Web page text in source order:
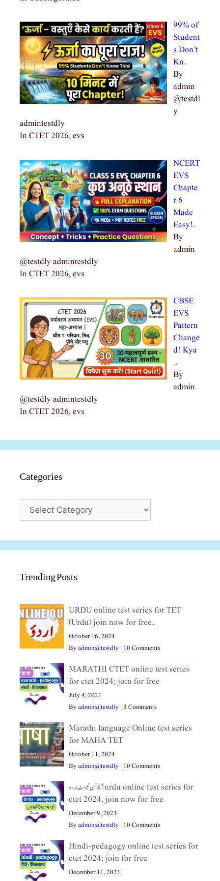
99% of
Student
s Don’t
Kn…
By
admin
@testdl
y
admintestdly
In CTET 2026, evs
NCERT
EVS
Chapte
r 6
Made
Easy!…
By
admin
@testdly admintestdly
In CTET 2026, evs
CBSE
EVS
Pattern
Change
d! Kya
…
By
admin
@testdly admintestdly
In CTET 2026, evs
Categories
Categories
Trending Posts
URDU online test series for TET
(Urdu) join now for free..
October 16, 2024
Byadmin@testdly | 10 Comments
MARATHI CTET online test series
for ctet 2024; join for free
July 4, 2021
Byadmin@testdly | 3 Comments
Marathi language Online test series
for MAHA TET
October 11, 2024
Byadmin@testdly | 10 Comments
آنلائن ٹیسٹ اردو|urdu online test series for
ctet 2024, join now for free
December 9, 2023
Byadmin@testdly | 10 Comments
Hindi-pedagogy online test series for
ctet 2024; join for free
December 11, 2023